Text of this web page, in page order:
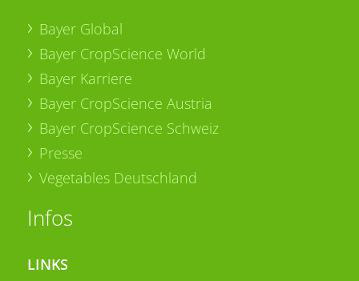
Bayer Global
Bayer CropScience World
Bayer Karriere
Bayer CropScience Austria
Bayer CropScience Schweiz
Presse
Vegetables Deutschland
Infos
LINKS